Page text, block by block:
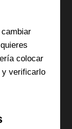
colocar
y verificarlo